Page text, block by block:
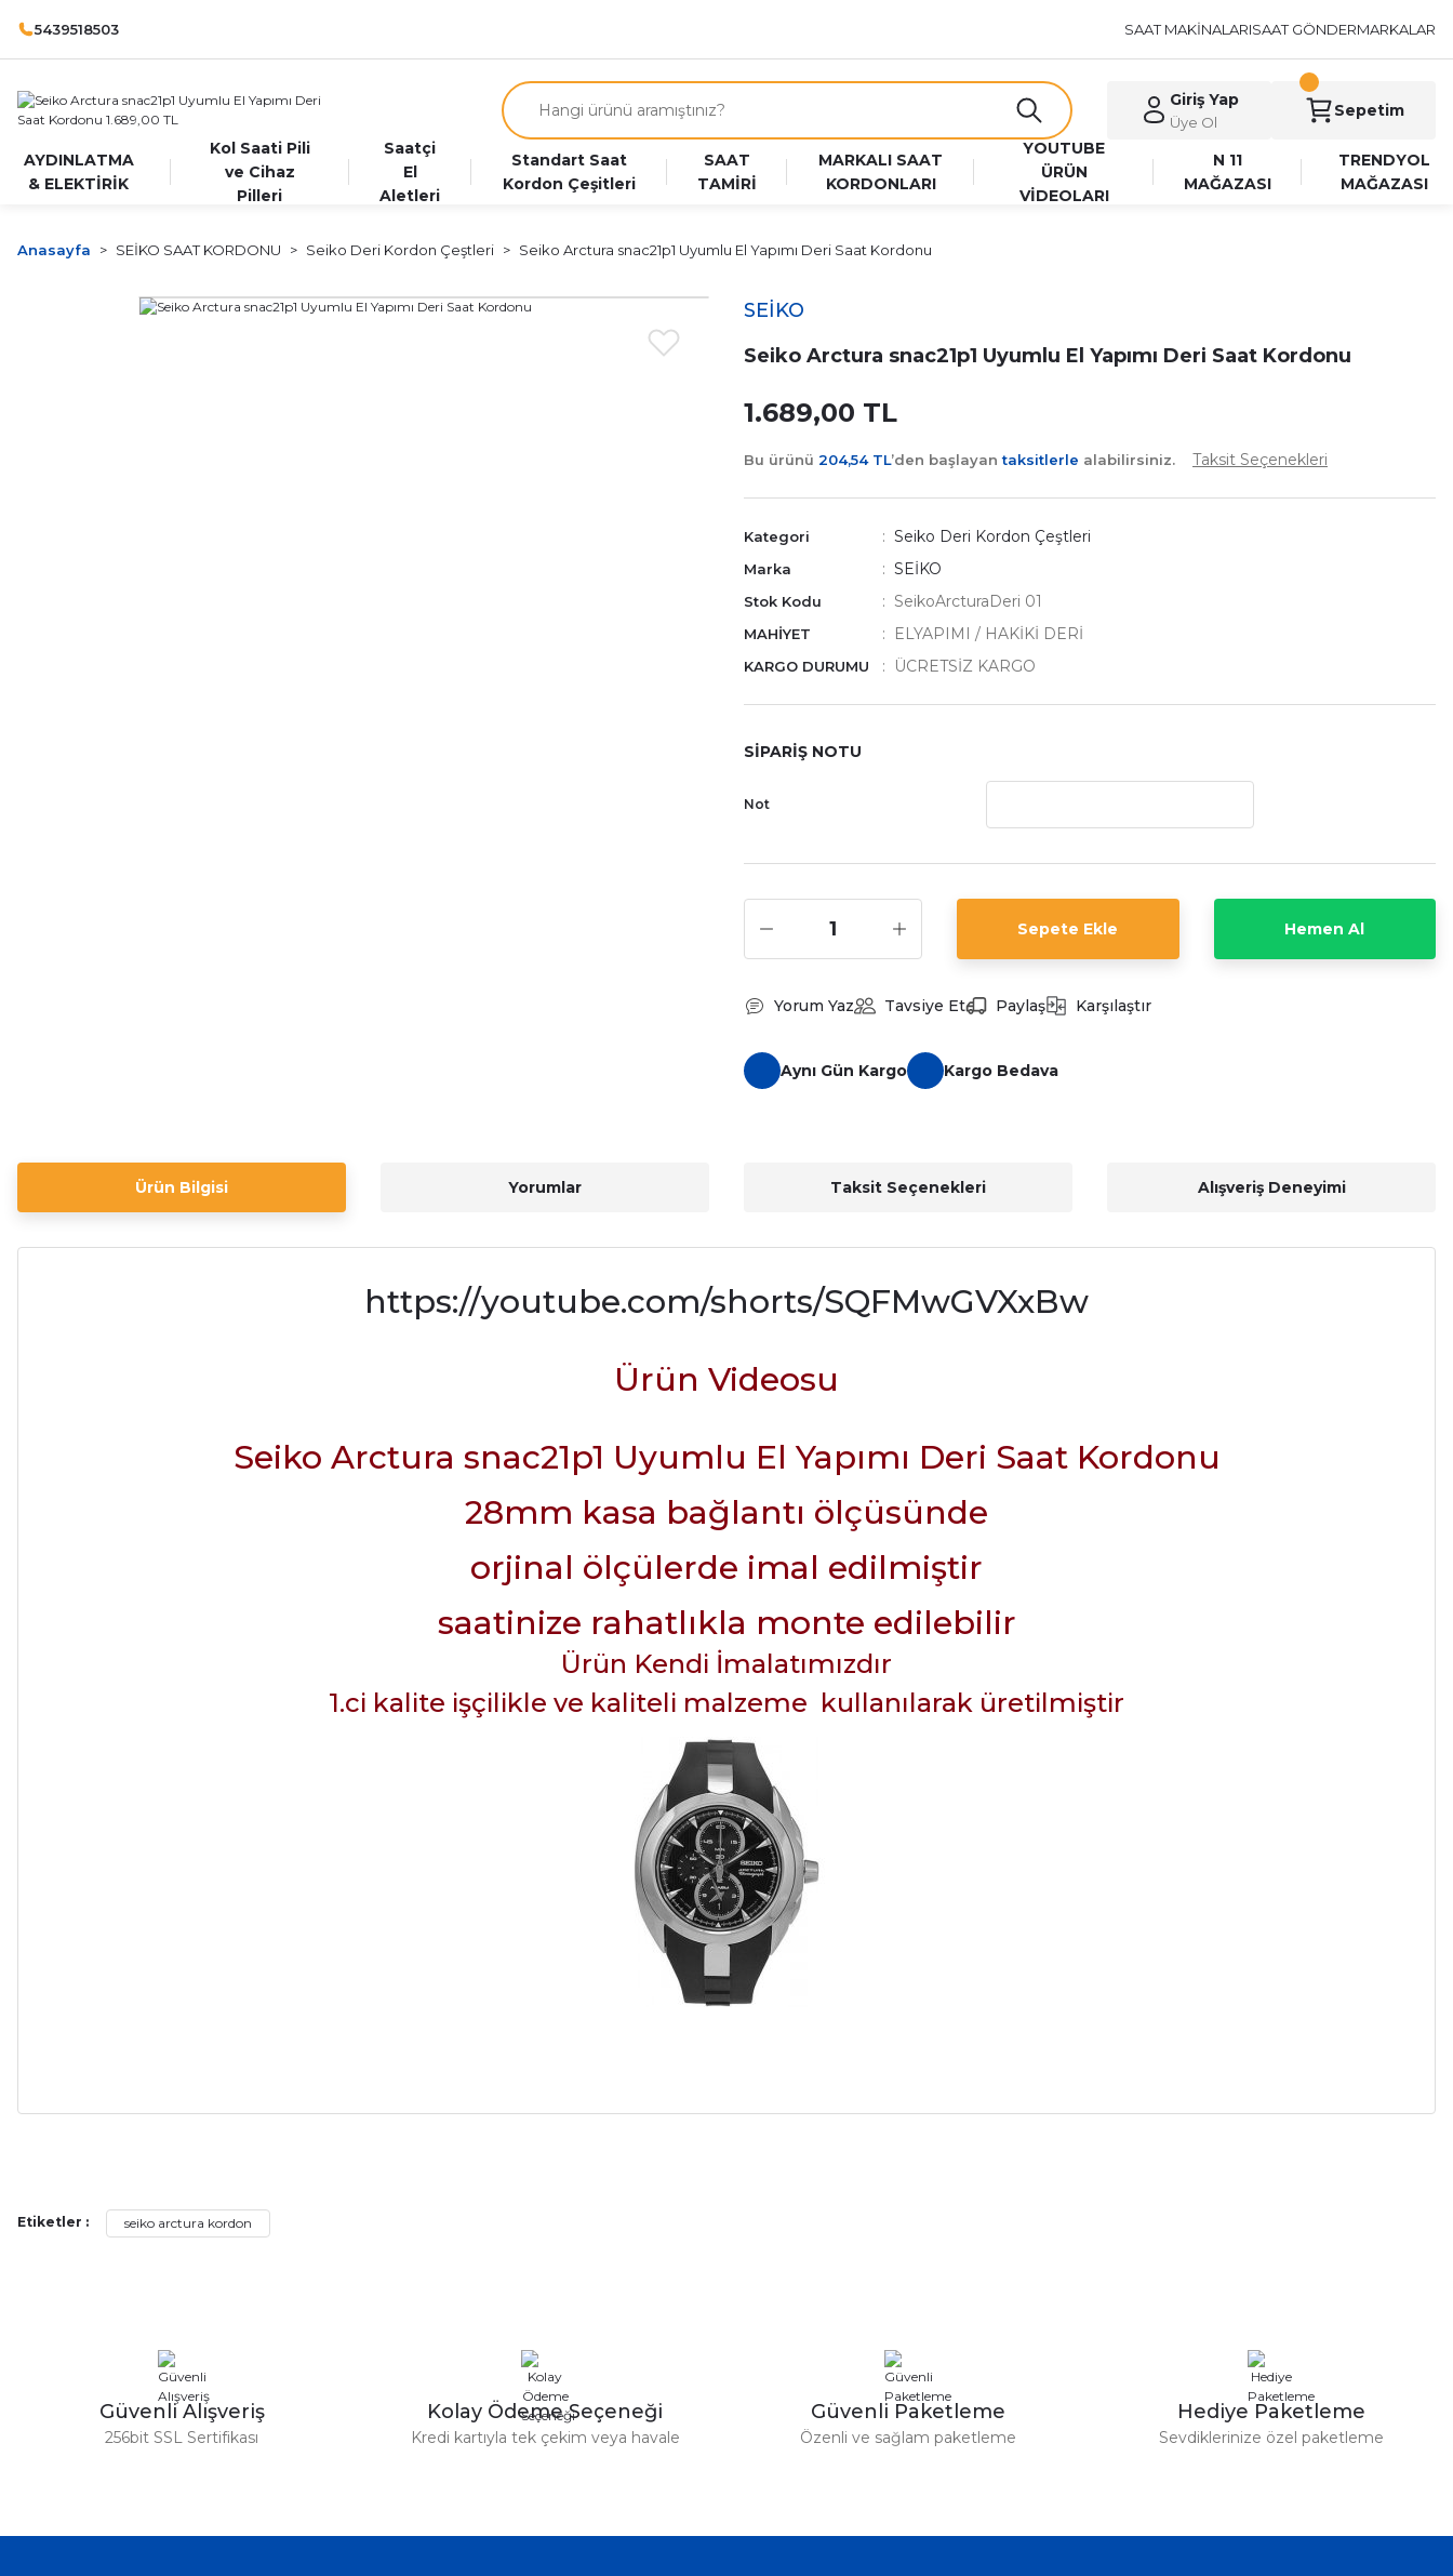
5439518503 SAAT MAKİNALARISAAT GÖNDERMARKALAR
Giriş Yap
Üye Ol
Sepetim
AYDINLATMA
& ELEKTİRİK
Kol Saati Pili
ve Cihaz
Pilleri
Saatçi
El
Aletleri
Standart Saat
Kordon Çeşitleri
SAAT
TAMİRİ
MARKALI SAAT
KORDONLARI
YOUTUBE
ÜRÜN
VİDEOLARI
N 11
MAĞAZASI
TRENDYOL
MAĞAZASI
Anasayfa SEİKO SAAT KORDONU Seiko Deri Kordon Çeştleri Seiko Arctura snac21p1 Uyumlu El Yapımı Deri Saat Kordonu
SEİKO
Seiko Arctura snac21p1 Uyumlu El Yapımı Deri Saat Kordonu
1.689,00 TL
Bu ürünü 204,54 TL’den başlayantaksitlerle alabilirsiniz. Taksit Seçenekleri
Kategori Seiko Deri Kordon Çeştleri
Marka SEİKO
Stok Kodu SeikoArcturaDeri 01
MAHİYET ELYAPIMI / HAKİKİ DERİ
KARGO DURUMU ÜCRETSİZ KARGO
SİPARİŞ NOTU
Not
Sepete Ekle Hemen Al
Yorum Yaz Tavsiye Et Paylaş Karşılaştır
Aynı Gün Kargo Kargo Bedava
Ürün Bilgisi Yorumlar Taksit Seçenekleri Alışveriş Deneyimi
https://youtube.com/shorts/SQFMwGVXxBw
Ürün Videosu
Seiko Arctura snac21p1 Uyumlu El Yapımı Deri Saat Kordonu
28mm kasa bağlantı ölçüsünde
orjinal ölçülerde imal edilmiştir
saatinize rahatlıkla monte edilebilir
Ürün Kendi İmalatımızdır
1.ci kalite işçilikle ve kaliteli malzeme kullanılarak üretilmiştir
Serdar Keskin | 19/05/2026
Swatch yos Model saatime aldim arayip teyit aldiktan sonra yolladılar saatimede tam oldu
Mehmet Kenan | 18/02/2026
Etiketler : seiko arctura kordon
Güvenli Alışveriş
256bit SSL Sertifikası
Kolay Ödeme Seçeneği
Kredi kartıyla tek çekim veya havale
Güvenli Paketleme
Özenli ve sağlam paketleme
Hediye Paketleme
Sevdiklerinize özel paketleme